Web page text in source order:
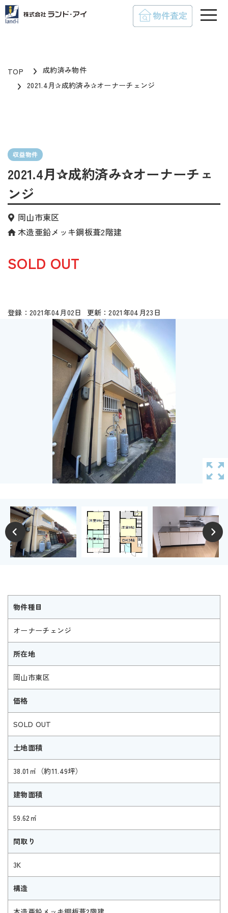
TOP
成約済み物件
2021.4月✰成約済み✰オーナーチェンジ
収益物件
2021.4月✰成約済み✰オーナーチェ
ンジ
岡山市東区
木造亜鉛メッキ鋼板葺2階建
SOLD OUT
2021年04月02日 2021年04月23日
物件種目
オーナーチェンジ
所在地
岡山市東区
価格
SOLD OUT
土地面積
38.01㎡（約11.49坪）
建物面積
59.62㎡
間取り
3K
構造